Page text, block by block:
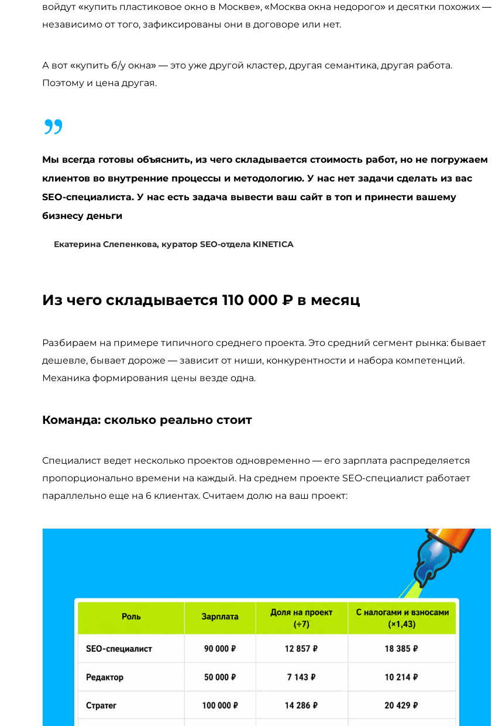
войдут «купить пластиковое окно в Москве», «Москва окна недорого» и десятки похожих —
независимо от того, зафиксированы они в договоре или нет.
А вот «купить б/у окна» — это уже другой кластер, другая семантика, другая работа.
Поэтому и цена другая.
Мы всегда готовы объяснить, из чего складывается стоимость работ, но не погружаем
клиентов во внутренние процессы и методологию. У нас нет задачи сделать из вас
SEO-специалиста. У нас есть задача вывести ваш сайт в топ и принести вашему
бизнесу деньги
Екатерина Слепенкова, куратор SEO-отдела KINETICA
Из чего складывается 110 000 ₽ в месяц
Разбираем на примере типичного среднего проекта. Это средний сегмент рынка: бывает
дешевле, бывает дороже — зависит от ниши, конкурентности и набора компетенций.
Механика формирования цены везде одна.
Команда: сколько реально стоит
Специалист ведет несколько проектов одновременно — его зарплата распределяется
пропорционально времени на каждый. На среднем проекте SEO-специалист работает
параллельно еще на 6 клиентах. Считаем долю на ваш проект: